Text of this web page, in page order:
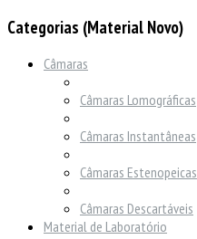
Categorias (Material Novo)
Câmaras
Câmaras Lomográficas
Câmaras Instantâneas
Câmaras Estenopeicas
Câmaras Descartáveis
Material de Laboratório